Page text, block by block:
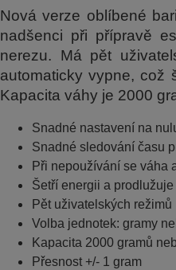
Nová verze oblíbené
nadšenci při přípravě
nerezu. Má pět
automaticky vypne, což
Kapacita váhy je 2000
Snadné nastavení na
Snadné sledování času
Při nepoužívání se váha
Šetří energii a
Pět uživatelských režimů
Volba jednotek: gramy
Kapacita 2000 gramů
Přesnost +/- 1 gram